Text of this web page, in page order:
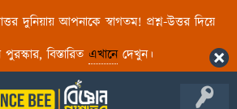
দুনিয়ায় আপনাকে স্বাগতম! প্রশ্ন-উত্তর দিয়ে
বিস্তারিত এখানেদেখুন।